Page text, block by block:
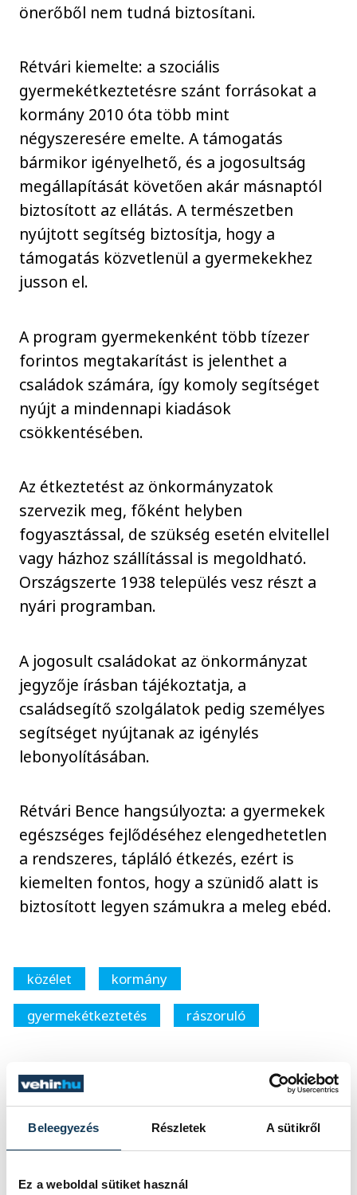
Beleegyezés Részletek A sütikről
Ez a weboldal sütiket használ
önerőből nem tudná biztosítani.
Rétvári kiemelte: a szociális
gyermekétkeztetésre szánt forrásokat a
kormány 2010 óta több mint
négyszeresére emelte. A támogatás
bármikor igényelhető, és a jogosultság
megállapítását követően akár másnaptól
biztosított az ellátás. A természetben
nyújtott segítség biztosítja, hogy a
támogatás közvetlenül a gyermekekhez
jusson el.
A program gyermekenként több tízezer
forintos megtakarítást is jelenthet a
családok számára, így komoly segítséget
nyújt a mindennapi kiadások
csökkentésében.
Az étkeztetést az önkormányzatok
szervezik meg, főként helyben
fogyasztással, de szükség esetén elvitellel
vagy házhoz szállítással is megoldható.
Országszerte 1938 település vesz részt a
nyári programban.
A jogosult családokat az önkormányzat
jegyzője írásban tájékoztatja, a
családsegítő szolgálatok pedig személyes
segítséget nyújtanak az igénylés
lebonyolításában.
Rétvári Bence hangsúlyozta: a gyermekek
egészséges fejlődéséhez elengedhetetlen
a rendszeres, tápláló étkezés, ezért is
kiemelten fontos, hogy a szünidő alatt is
biztosított legyen számukra a meleg ebéd.
közélet
kormány
gyermekétkeztetés
rászoruló
vehir.hu